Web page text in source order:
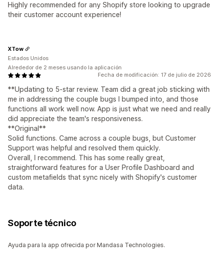
Highly recommended for any Shopify store looking to upgrade
their customer account experience!
Fecha de modificación: 17 de julio de 2026
**Updating to 5-star review. Team did a great job sticking with
me in addressing the couple bugs I bumped into, and those
functions all work well now. App is just what we need and really
did appreciate the team's responsiveness.
**Original**
Solid functions. Came across a couple bugs, but Customer
Support was helpful and resolved them quickly.
Overall, I recommend. This has some really great,
straightforward features for a User Profile Dashboard and
custom metafields that sync nicely with Shopify's customer
data.
XTow
Estados Unidos
Alrededor de 2 meses usando la aplicación
Soporte técnico
Ayuda para la app ofrecida por Mandasa Technologies.